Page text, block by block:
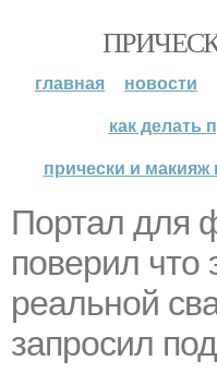
главная новости
как делать
прически и макияж
Портал для
поверил что
реальной
запросил